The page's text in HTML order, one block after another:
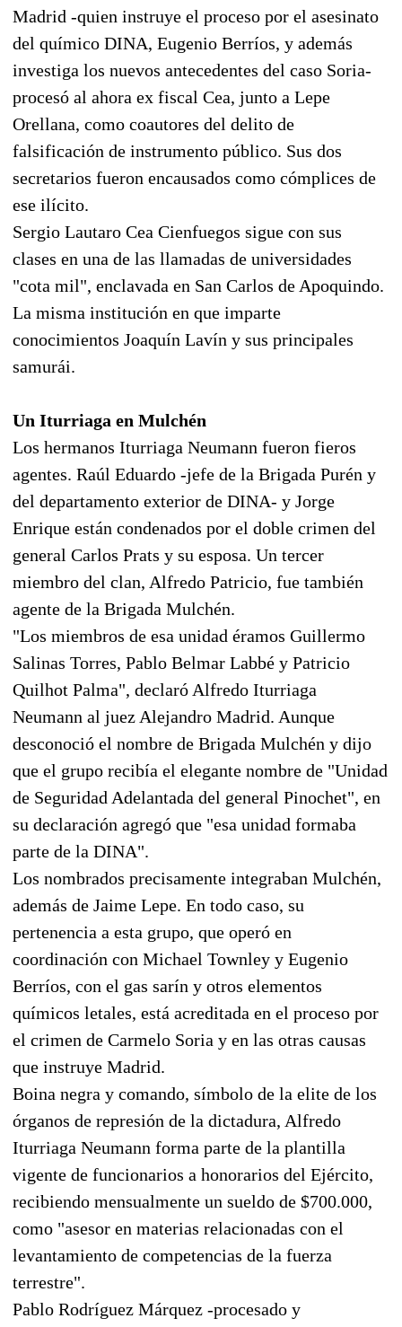
Madrid -quien instruye el proceso por el asesinato
del químico DINA, Eugenio Berríos, y además
investiga los nuevos antecedentes del caso Soria-
procesó al ahora ex fiscal Cea, junto a Lepe
Orellana, como coautores del delito de
falsificación de instrumento público. Sus dos
secretarios fueron encausados como cómplices de
ese ilícito.
Sergio Lautaro Cea Cienfuegos sigue con sus
clases en una de las llamadas de universidades
"cota mil", enclavada en San Carlos de Apoquindo.
La misma institución en que imparte
conocimientos Joaquín Lavín y sus principales
samurái.
Un Iturriaga en Mulchén
Los hermanos Iturriaga Neumann fueron fieros
agentes. Raúl Eduardo -jefe de la Brigada Purén y
del departamento exterior de DINA- y Jorge
Enrique están condenados por el doble crimen del
general Carlos Prats y su esposa. Un tercer
miembro del clan, Alfredo Patricio, fue también
agente de la Brigada Mulchén.
"Los miembros de esa unidad éramos Guillermo
Salinas Torres, Pablo Belmar Labbé y Patricio
Quilhot Palma", declaró Alfredo Iturriaga
Neumann al juez Alejandro Madrid. Aunque
desconoció el nombre de Brigada Mulchén y dijo
que el grupo recibía el elegante nombre de "Unidad
de Seguridad Adelantada del general Pinochet", en
su declaración agregó que "esa unidad formaba
parte de la DINA".
Los nombrados precisamente integraban Mulchén,
además de Jaime Lepe. En todo caso, su
pertenencia a esta grupo, que operó en
coordinación con Michael Townley y Eugenio
Berríos, con el gas sarín y otros elementos
químicos letales, está acreditada en el proceso por
el crimen de Carmelo Soria y en las otras causas
que instruye Madrid.
Boina negra y comando, símbolo de la elite de los
órganos de represión de la dictadura, Alfredo
Iturriaga Neumann forma parte de la plantilla
vigente de funcionarios a honorarios del Ejército,
recibiendo mensualmente un sueldo de $700.000,
como "asesor en materias relacionadas con el
levantamiento de competencias de la fuerza
terrestre".
Pablo Rodríguez Márquez -procesado y